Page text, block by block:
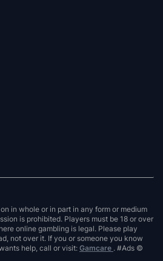
in whole or in part in any form or medium
is prohibited. Players must be 18 or over
online gambling is legal. Please play
not over it. If you or someone you know
help, call or visit: Gamcare . #Ads ©